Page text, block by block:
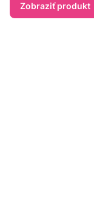
Zobraziť produkt